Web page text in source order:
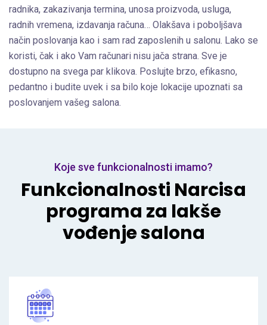
radnika, zakazivanja termina, unosa proizvoda, usluga,
radnih vremena, izdavanja računa… Olakšava i poboljšava
način poslovanja kao i sam rad zaposlenih u salonu. Lako se
koristi, čak i ako Vam računari nisu jača strana. Sve je
dostupno na svega par klikova. Poslujte brzo, efikasno,
pedantno i budite uvek i sa bilo koje lokacije upoznati sa
poslovanjem vašeg salona.
Koje sve funkcionalnosti imamo?
Funkcionalnosti Narcisa
programa za lakše
vođenje salona